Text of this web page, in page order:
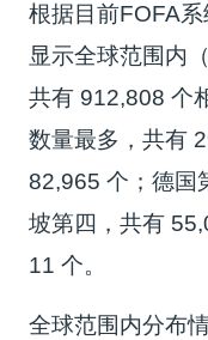
根据目前FOFA系
显示全球范围内
共有 912,808 个相关服务对外开放。美国使用
数量最多，共有
82,965 个；德国
坡第四，共有
11 个。
全球范围内分布